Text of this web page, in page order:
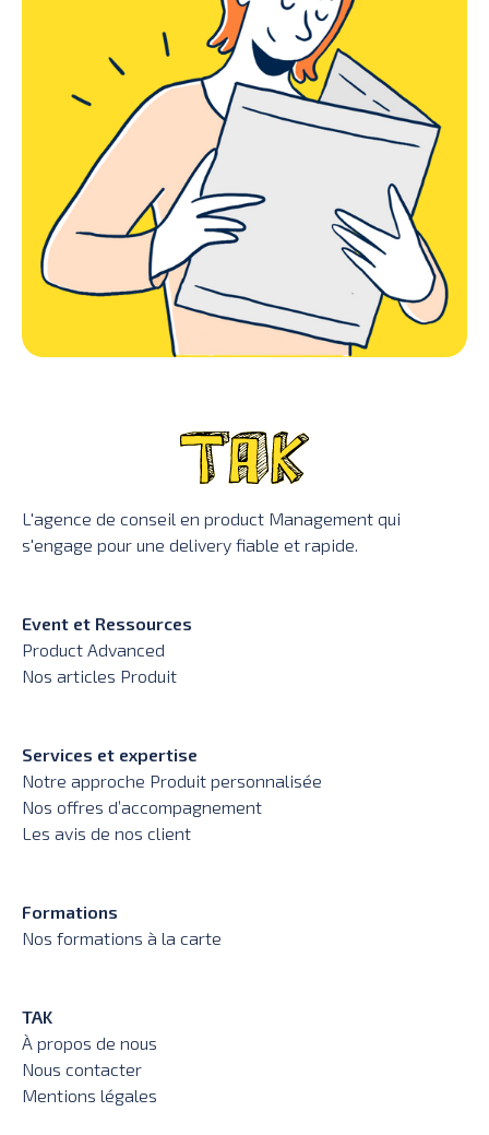
L'agence de conseil en product Management qui
s'engage pour une delivery fiable et rapide.
Event et Ressources
Product Advanced
Nos articles Produit
Services et expertise
Notre approche Produit personnalisée
Nos offres d’accompagnement
Les avis de nos client
Formations
Nos formations à la carte
TAK
À propos de nous
Nous contacter
Mentions légales